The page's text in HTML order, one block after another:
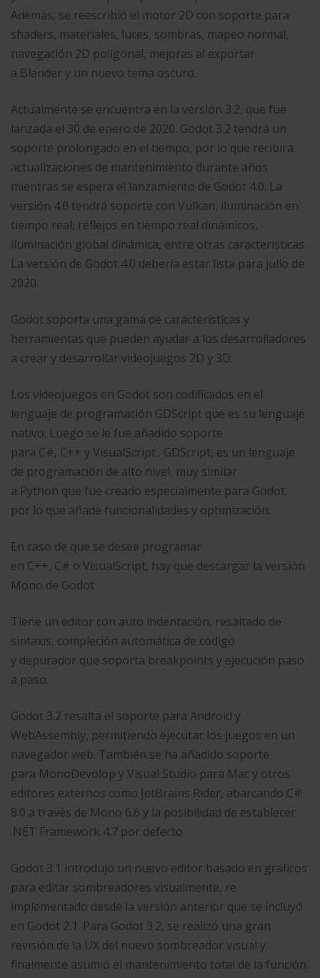
Además, se reescribió el motor 2D con soporte para
shaders, materiales, luces, sombras, mapeo normal,
navegación 2D polígonal, mejoras al exportar
a Blender y un nuevo tema oscuro.​
Actualmente se encuentra en la versión 3.2, que fue
lanzada el 30 de enero de 2020. Godot 3.2 tendrá un
soporte prolongado en el tiempo, por lo que recibirá
actualizaciones de mantenimiento durante años
mientras se espera el lanzamiento de Godot 4.0. La
versión 4.0 tendrá soporte con Vulkan, iluminación en
tiempo real, reflejos en tiempo real dinámicos,
iluminación global dinámica, entre otras características.
La versión de Godot 4.0 debería estar lista para julio de
2020.
Godot soporta una gama de características y
herramientas que pueden ayudar a los desarrolladores
a crear y desarrollar videojuegos 2D y 3D:
Los videojuegos en Godot son codificados en el
lenguaje de programación GDScript que es su lenguaje
nativo. Luego se le fue añadido soporte
para C#, C++ y VisualScript . GDScript, es un lenguaje
de programación de alto nivel, muy similar
a Python que fue creado especialmente para Godot,
por lo que añade funcionalidades y optimización.
En caso de que se desee programar
en C++, C# o VisualScript, hay que descargar la versión
Mono de Godot
Tiene un editor con auto indentación, resaltado de
sintaxis, compleción automática de código
y depurador que soporta breakpoints y ejecución paso
a paso.
Godot 3.2 resalta el soporte para Android y
WebAssembly, permitiendo ejecutar los juegos en un
navegador web. También se ha añadido soporte
para MonoDevolop y Visual Studio para Mac y otros
editores externos como JetBrains Rider, abarcando C#
8.0 a través de Mono 6.6 y la posibilidad de establecer
.NET Framework 4.7 por defecto.
Godot 3.1 introdujo un nuevo editor basado en gráficos
para editar sombreadores visualmente, re
implementado desde la versión anterior que se incluyó
en Godot 2.1. Para Godot 3.2, se realizó una gran
revisión de la UX del nuevo sombreador visual y
finalmente asumió el mantenimiento total de la función.